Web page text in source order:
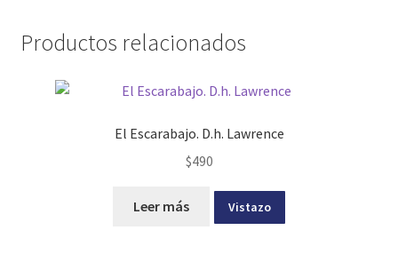
Productos relacionados
El Escarabajo. D.h. Lawrence
$490
Leer más Vistazo